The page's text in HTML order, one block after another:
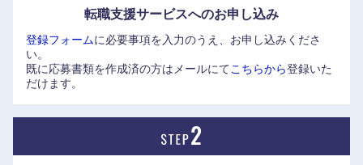
転職支援サービスへのお申し込み
登録フォームに必要事項を入力のうえ、お申し込みくださ
い。
既に応募書類を作成済の方はメールにてこちらから登録いた
だけます。